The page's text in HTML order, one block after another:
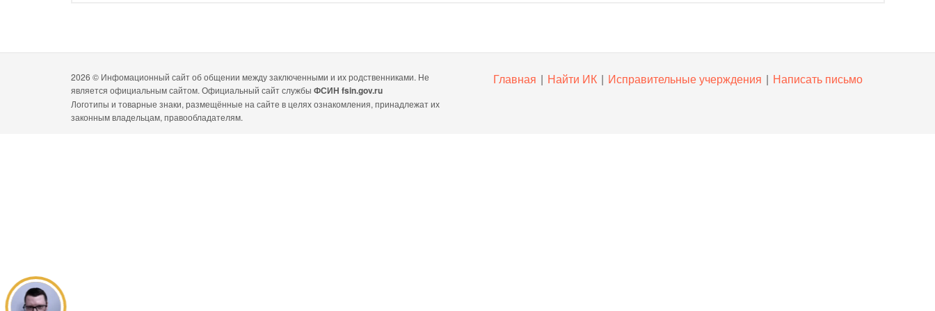
2026 © Инфомационный сайт об общении между заключенными и их родственниками. Не
является официальным сайтом. Официальный сайт службы ФСИН fsin.gov.ru
Логотипы и товарные знаки, размещённые на сайте в целях ознакомления, принадлежат их
законным владельцам, правообладателям.
Главная | Найти ИК | Исправительные учерждения | Написать письмо